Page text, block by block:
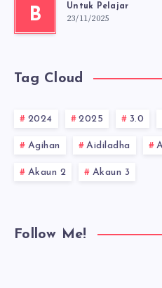
B
Untuk Pelajar
23/11/2025
Tag Cloud
2024 2025 3.0
Agihan Aidiladha
Akaun 2 Akaun 3
Follow Me!